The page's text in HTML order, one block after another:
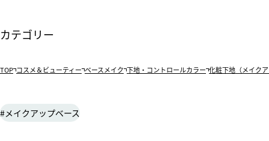
カテゴリー
TOP コスメ＆ビューティー ベースメイク 下地・コントロールカラー 化粧下地（メイク
メイクアップベース